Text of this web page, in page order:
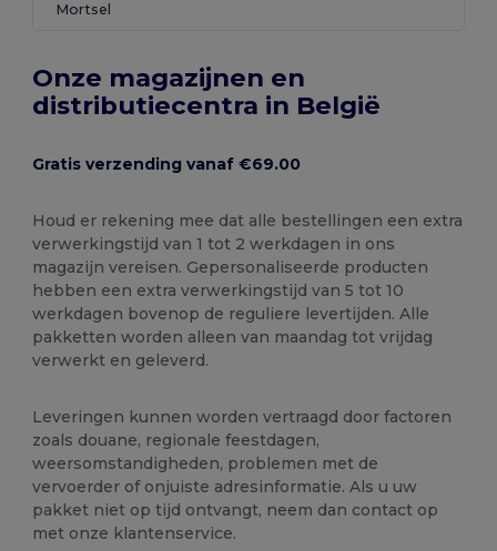
Mortsel
Onze magazijnen en
distributiecentra in België
Gratis verzending vanaf €69.00
Houd er rekening mee dat alle bestellingen een extra
verwerkingstijd van 1 tot 2 werkdagen in ons
magazijn vereisen. Gepersonaliseerde producten
hebben een extra verwerkingstijd van 5 tot 10
werkdagen bovenop de reguliere levertijden. Alle
pakketten worden alleen van maandag tot vrijdag
verwerkt en geleverd.
Leveringen kunnen worden vertraagd door factoren
zoals douane, regionale feestdagen,
weersomstandigheden, problemen met de
vervoerder of onjuiste adresinformatie. Als u uw
pakket niet op tijd ontvangt, neem dan contact op
met onze klantenservice.